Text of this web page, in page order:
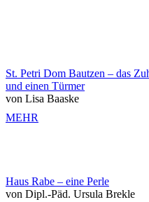
St. Petri Dom Bautzen – das
und einen Türmer
von Lisa Baaske
MEHR
Haus Rabe – eine Perle
von Dipl.-Päd. Ursula Brekle